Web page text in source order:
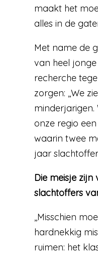
maakt het
alles in de
Met name de
van heel
recherche
zorgen: ,,We
minderjarigen.
onze regio
waarin twee
jaar slachtoffer
Die meisje zijn
slachtoffers
,,Misschien
hardnekkig
ruimen: het